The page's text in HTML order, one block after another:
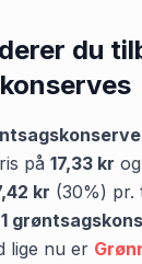
du
på 17,33 kr
kr (30%) pr.
1
lige nu er